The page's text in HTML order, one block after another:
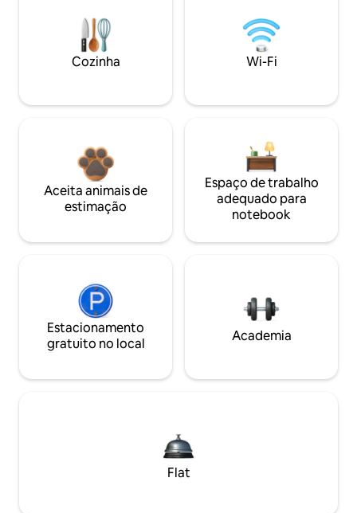
Cozinha Wi-Fi
Aceita animais de
estimação
Espaço de trabalho
adequado para
notebook
Estacionamento
gratuito no local
Academia
Flat